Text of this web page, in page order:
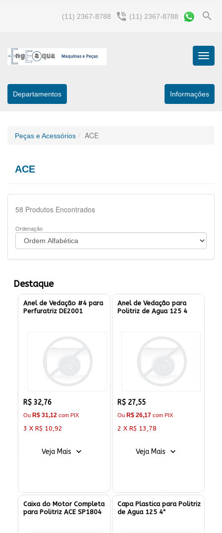
search
(11) 2367-8788 phone_in_talk (11) 2367-8788
Menu
Departamentos Informaçőes
Peças e Acessórios ACE
ACE
58 Produtos Encontrados
Ordenação
Destaque
Anel de Vedação #4 para
Perfuratriz DE2001
R$ 32,76
Ou R$ 31,12 com PIX
3 X R$ 10,92
Veja Mais
Anel de Vedação para
Politriz de Agua 125 4
R$ 27,55
Ou R$ 26,17com PIX
2 X R$ 13,78
Veja Mais
Caixa do Motor Completa
para Politriz ACE SP1804
Capa Plastica para Politriz
de Agua 125 4"